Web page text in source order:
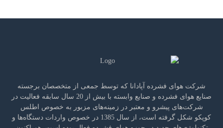
شرکت هوای فشرده آپادانا که توسط جمعی از متخصصان برجسته
صنایع هوای فشرده و صنایع وابسته با بیش از 20 سال سابقه فعالیت در
شرکت‌های پیشرو و معتبر در زمینه‌های مزبور به خصوص اطلس
کوپکو شکل گرفته است، از سال 1385 در خصوص واردات دستگاه‌ها و